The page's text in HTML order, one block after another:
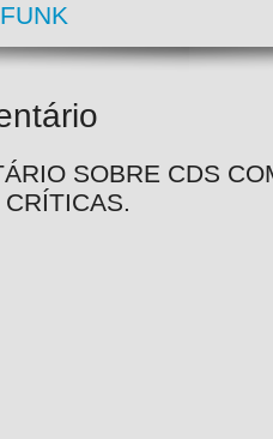
SOBRE CDS